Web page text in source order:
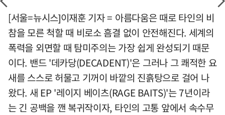
[서울=뉴시스]이재훈 기자 = 아름다움은 때로 타인의 비
참을 모른 척할 때 비로소 흠결 없이 안전해진다. 세계의
폭력을 외면할 때 탐미주의는 가장 쉽게 완성되기 때문
이다. 밴드 '데카당(DECADENT)'은 그러나 그 쾌적한 요
새를 스스로 허물고 기꺼이 바깥의 진흙탕으로 걸어 나
왔다. 새 EP '레이지 베이츠(RAGE BAITS)'는 7년이라
는 긴 공백을 깬 복귀작이자, 타인의 고통 앞에서 속수무